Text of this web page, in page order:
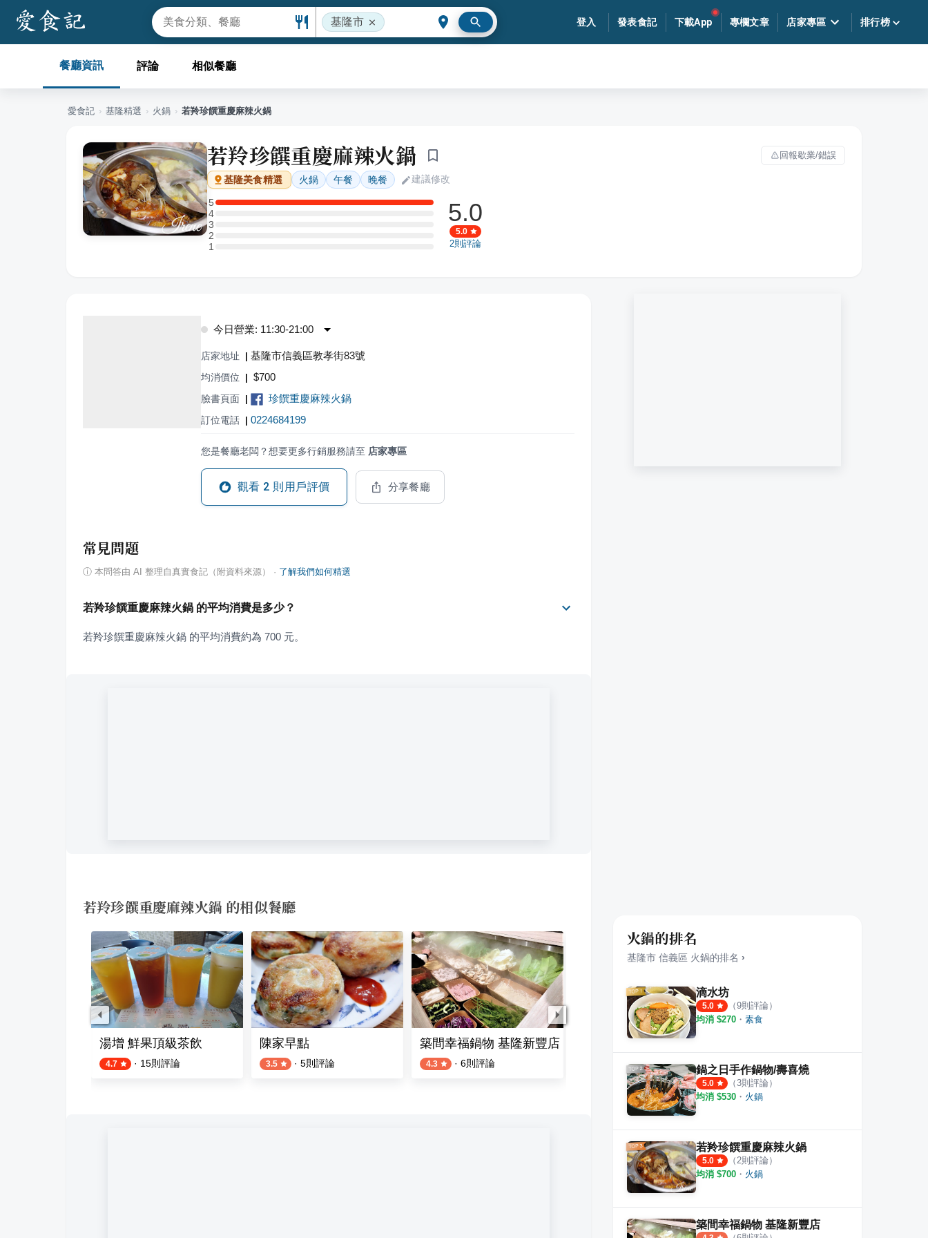
基隆市 登入 發表食記 下載App 專欄文章 店家專區 排行榜
餐廳資訊 評論 相似餐廳
愛食記 › 基隆精選 › 火鍋 › 若羚珍饌重慶麻辣火鍋
若羚珍饌重慶麻辣火鍋 回報歇業/錯誤
基隆美食精選 火鍋 午餐 晚餐 建議修改
5
5 星：1 則評論
4
4 星：0 則評論
3
3 星：0 則評論
2
2 星：0 則評論
11 星：0 則評論
5.0
5.0
2則評論
今日營業: 11:30-21:00
店家地址 | 基隆市信義區教孝街83號
均消價位 | $700
臉書頁面 | 珍饌重慶麻辣火鍋
訂位電話 | 0224684199
您是餐廳老闆？想要更多行銷服務請至 店家專區
觀看 2 則用戶評價 分享餐廳
常見問題
ⓘ 本問答由 AI 整理自真實食記（附資料來源） · 了解我們如何精選
若羚珍饌重慶麻辣火鍋 的平均消費是多少？
若羚珍饌重慶麻辣火鍋 的平均消費約為 700 元。
若羚珍饌重慶麻辣火鍋 的相似餐廳
湯增 鮮果頂級茶飲
4.7 · 15則評論
陳家早點
3.5 · 5則評論
築間幸福鍋物 基隆新豐店
4.3 · 6則評論 則評論 1則評論
火鍋的排名
基隆市 信義區 火鍋的排名 ›
滴水坊
5.0 （9則評論）
均消 $270 ・ 素食
鍋之日手作鍋物/壽喜燒
5.0 （3則評論）
均消 $530 ・ 火鍋
若羚珍饌重慶麻辣火鍋
5.0 （ 2則評論）
均消 $700 ・ 火鍋
築間幸福鍋物 基隆新豐店